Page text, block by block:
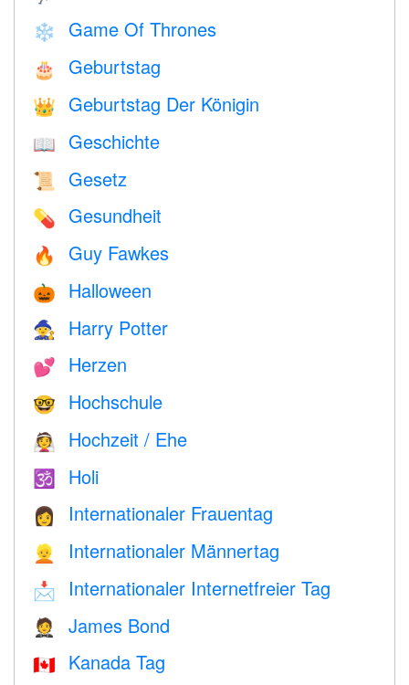
❄️ Game Of Thrones
🎂 Geburtstag
👑 Geburtstag Der Königin
📖 Geschichte
📜 Gesetz
💊 Gesundheit
🔥 Guy Fawkes
🎃 Halloween
🧙 Harry Potter
💕 Herzen
🤓 Hochschule
👰 Hochzeit / Ehe
🕉 Holi
👩 Internationaler Frauentag
👱 Internationaler Männertag
📩 Internationaler Internetfreier Tag
🤵 James Bond
🇨🇦 Kanada Tag